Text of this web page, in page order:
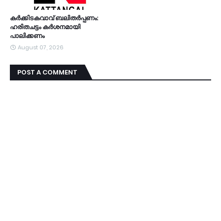
കര്‍ക്കിടകവാവ് ബലിതര്‍പ്പണം:
ഹരിതചട്ടം കര്‍ശനമായി
പാലിക്കണം
August 07, 2026
POST A COMMENT